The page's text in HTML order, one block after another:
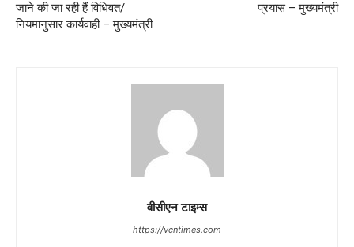
जाने की जा रही हैं विधिवत/
नियमानुसार कार्यवाही – मुख्यमंत्री
प्रयास – मुख्यमंत्री
वीसीएन टाइम्स
https://vcntimes.com